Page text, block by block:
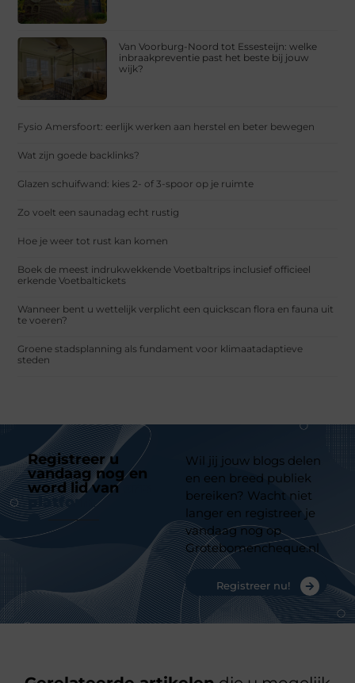
Van Voorburg-Noord tot Essesteijn: welke
inbraakpreventie past het beste bij jouw
wijk?
Fysio Amersfoort: eerlijk werken aan herstel en beter bewegen
Wat zijn goede backlinks?
Glazen schuifwand: kies 2- of 3-spoor op je ruimte
Zo voelt een saunadag echt rustig
Hoe je weer tot rust kan komen
Boek de meest indrukwekkende Voetbaltrips inclusief officieel
erkende Voetbaltickets
Wanneer bent u wettelijk verplicht een quickscan flora en fauna uit
te voeren?
Groene stadsplanning als fundament voor klimaatadaptieve
steden
Registreer u
vandaag nog en
word lid van
platform
Wil jij jouw blogs delen
en een breed publiek
bereiken? Wacht niet
langer en registreer je
vandaag nog op
Grotebomencheque.nl
Registreer nu!